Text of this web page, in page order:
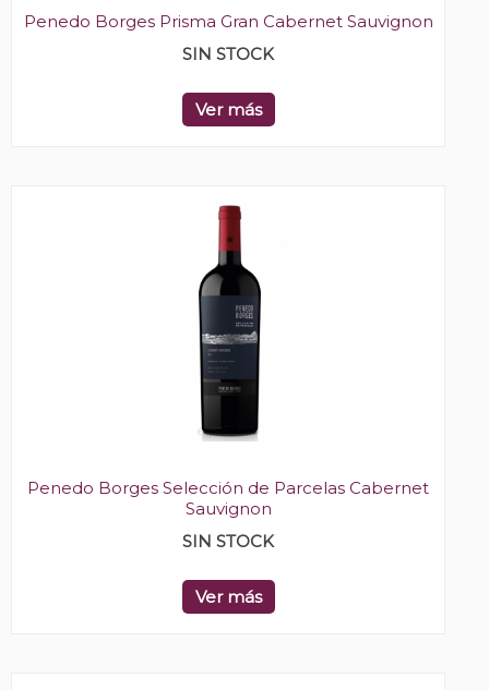
Penedo Borges Prisma Gran Cabernet Sauvignon
SIN STOCK
Ver más
Penedo Borges Selección de Parcelas Cabernet
Sauvignon
SIN STOCK
Ver más